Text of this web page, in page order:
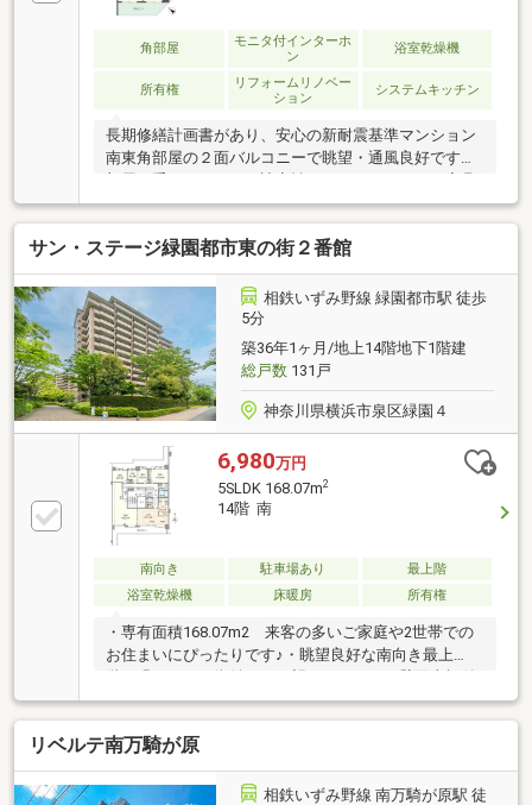
角部屋
モニタ付インターホ
ン
浴室乾燥機
所有権
リフォームリノベー
ション
システムキッチン
長期修繕計画書があり、安心の新耐震基準マンション
南東角部屋の２面バルコニーで眺望・通風良好です全
付き販売中！【幅120cmで広々と使える三面鏡タイプ
の洗面化粧台】【食器洗い乾燥機付きで３口コンロの
システムキッチン】【浴室暖房換気乾燥機付きのユニ
ットバス】【新規リノベーション内容】・システムキ
ッチン交換 食洗機・浄水器付き・ユニットバス交
換 換気乾燥暖房機付き・洗面化粧台交換・トイレ交
換 節水・温水洗浄・建具交換・フローリング、フロ
アタイル貼替・クロス貼替・給湯器交換 等
サン・ステージ緑園都市東の街２番館
相鉄いずみ野線 緑園都市駅 徒歩
5分
築36年1ヶ月/地上14階地下1階建
総戸数131戸
神奈川県横浜市泉区緑園４
6,980万円
5SLDK 168.07m2
14階 南
南向き 駐車場あり
最上階
浴室乾燥機
床暖房 所有権
・専有面積168.07m2 来客の多いご家庭や2世帯での
お住まいにぴったりです♪・眺望良好な南向き最上
きの書斎(約25帖) テレワークや勉強部屋、 趣味を
楽しむお部屋としてもご利用いただけます。・リフォ
ーム履歴 2023年7月：床暖房新規設置(LD) 2023年8
月：システムキッチン交換、洗面化粧台交換ほか 室
内状態は良好ですので、 ぜひ一度現地をご確認くだ
リベルテ南万騎が原
相鉄いずみ野線 南万騎が原駅 徒